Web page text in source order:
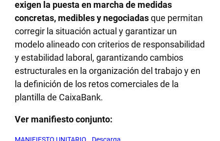
exigen la puesta en marcha de medidas
concretas, medibles y negociadasque permitan
corregir la situación actual y garantizar un
modelo alineado con criterios de responsabilidad
y estabilidad laboral, garantizando cambios
estructurales en la organización del trabajo y en
la definición de los retos comerciales de la
plantilla de CaixaBank.
Ver manifiesto conjunto: